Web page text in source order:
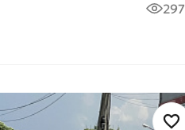
297